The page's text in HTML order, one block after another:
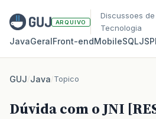
ARQUIVO
Discussoes
Tecnologia
JavaGeralFront‑endMobileSQLJS
GUJ/Java/Topico
Dúvida com o JNI